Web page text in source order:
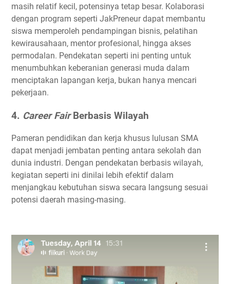
masih relatif kecil, potensinya tetap besar. Kolaborasi
dengan program seperti JakPreneur dapat membantu
siswa memperoleh pendampingan bisnis, pelatihan
kewirausahaan, mentor profesional, hingga akses
permodalan. Pendekatan seperti ini penting untuk
menumbuhkan keberanian generasi muda dalam
menciptakan lapangan kerja, bukan hanya mencari
pekerjaan.
4. Career FairBerbasis Wilayah
Pameran pendidikan dan kerja khusus lulusan SMA
dapat menjadi jembatan penting antara sekolah dan
dunia industri. Dengan pendekatan berbasis wilayah,
kegiatan seperti ini dinilai lebih efektif dalam
menjangkau kebutuhan siswa secara langsung sesuai
potensi daerah masing-masing.